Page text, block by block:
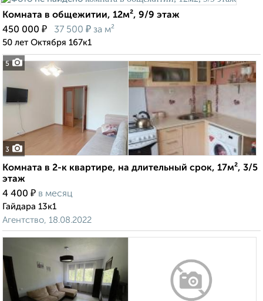
5
Комната в общежитии, 12м², 9/9 этаж
450 000 ₽ 37 500 ₽ за м²
50 лет Октября 167к1
3
Комната в 2-к квартире, на длительный срок, 17м², 3/5
этаж
4 400 ₽ в месяц
Гайдара 13к1
Агентство, 18.08.2022